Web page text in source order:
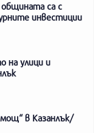
общината са с
инвестиции
на улици и
в Казанлък/